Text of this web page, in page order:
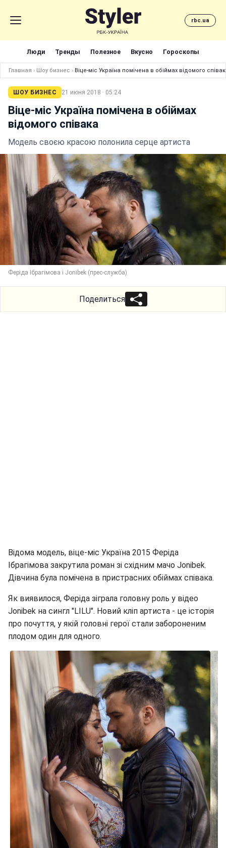
rbc.ua
Люди Тренды Полезное Вкусно Гороскопы
Главная › Шоу бизнес › Віце-міс Україна помічена в обіймах відомого
ШОУ БИЗНЕС 21 июня 2018 · 05:24
Віце-міс Україна помічена в обіймах
відомого співака
Модель своєю красою полонила серце артиста
Феріда Ібрагімова і Jonibek (прес-служба)
Поделиться
Відома модель, віце-міс Україна 2015 Феріда
Ібрагімова закрутила роман зі східним мачо Jonibek.
Дівчина була помічена в пристрасних обіймах співака.
Як виявилося, Феріда зіграла головну роль у відео
Jonibek на сингл "LILU". Новий кліп артиста - це історія
про почуття, у якій головні герої стали забороненим
плодом один для одного.